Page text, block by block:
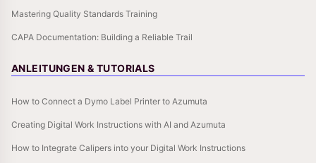
Mastering Quality Standards Training
CAPA Documentation: Building a Reliable Trail
ANLEITUNGEN & TUTORIALS
How to Connect a Dymo Label Printer to Azumuta
Creating Digital Work Instructions with AI and Azumuta
How to Integrate Calipers into your Digital Work Instructions